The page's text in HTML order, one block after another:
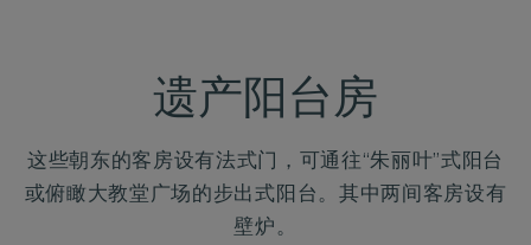
遗产阳台房
这些朝东的客房设有法式门，可通往“朱丽叶”式阳台
或俯瞰大教堂广场的步出式阳台。其中两间客房设有
壁炉。